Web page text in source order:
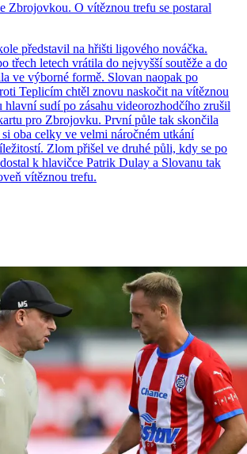
Zbrojovkou. O vítěznou trefu se postaral
představil na hřišti ligového nováčka.
třech letech vrátila do nejvyšší soutěže a do
ve výborné formě. Slovan naopak po
Teplicím chtěl znovu naskočit na vítěznou
sudí po zásahu videorozhodčího zrušil
pro Zbrojovku. První půle tak skončila
oba celky ve velmi náročném utkání
Zlom přišel ve druhé půli, kdy se po
k hlavičce Patrik Dulay a Slovanu tak
vítěznou trefu.